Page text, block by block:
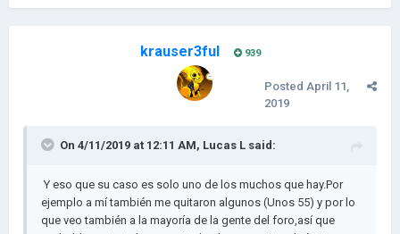
krauser3ful 939
Posted April 11,
2019
On 4/11/2019 at 12:11 AM, Lucas L said:
Y eso que su caso es solo uno de los muchos que hay.Por
ejemplo a mí también me quitaron algunos (Unos 55) y por lo
que veo también a la mayoría de la gente del foro,así que